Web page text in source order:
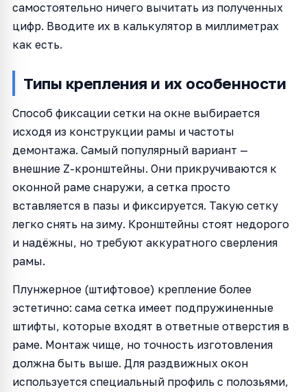
самостоятельно ничего вычитать из полученных
цифр. Вводите их в калькулятор в миллиметрах
как есть.
Типы крепления и их особенности
Способ фиксации сетки на окне выбирается
исходя из конструкции рамы и частоты
демонтажа. Самый популярный вариант —
внешние Z-кронштейны. Они прикручиваются к
оконной раме снаружи, а сетка просто
вставляется в пазы и фиксируется. Такую сетку
легко снять на зиму. Кронштейны стоят недорого
и надёжны, но требуют аккуратного сверления
рамы.
Плунжерное (штифтовое) крепление более
эстетично: сама сетка имеет подпружиненные
штифты, которые входят в ответные отверстия в
раме. Монтаж чище, но точность изготовления
должна быть выше. Для раздвижных окон
используется специальный профиль с полозьями,